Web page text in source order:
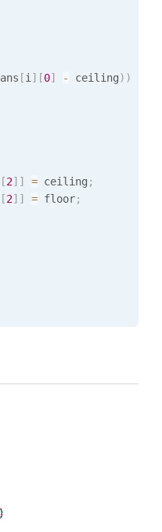
ans [i ] [0] - ceiling) )
[2] ] = ceiling ;
[2] ] = floor;